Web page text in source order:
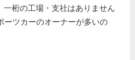
一桁の工場・支社はありません
ーツカーのオーナーが多いの